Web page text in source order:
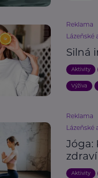
Reklama
Lázeňské
Silná
Aktivity
Výživa
Reklama
Lázeňské
Jóga:
zdraví
Aktivity